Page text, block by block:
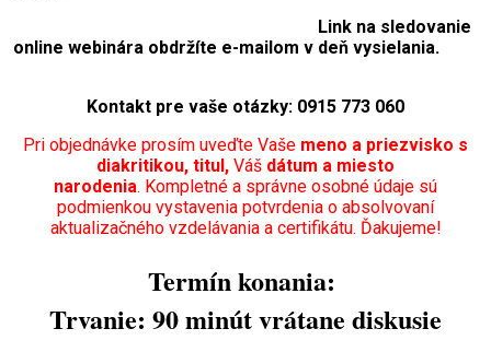
Link na sledovanie
online webinára obdržíte e-mailom v deň vysielania.
Kontakt pre vaše otázky: 0915 773 060
Pri objednávke prosím uveďte Vaše meno a priezvisko s
diakritikou, titul, Váš dátum a miesto
narodenia. Kompletné a správne osobné údaje sú
podmienkou vystavenia potvrdenia o absolvovaní
aktualizačného vzdelávania a certifikátu. Ďakujeme!
Termín konania:
Trvanie: 90 minút vrátane diskusie